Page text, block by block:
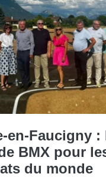
en-Faucigny
BMX pour
du monde